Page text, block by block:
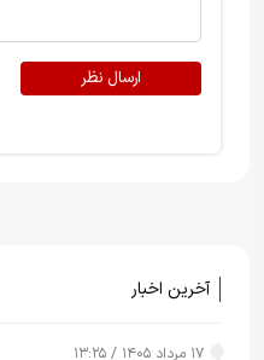
ارسال نظر
آخرین اخبار
۱۷ مرداد ۱۴۰۵ / ۱۳:۲۵